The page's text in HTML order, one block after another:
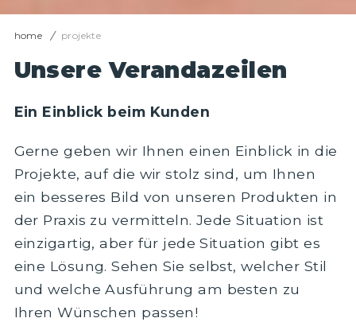
home projekte
Unsere Verandazeilen
Ein Einblick beim Kunden
Gerne geben wir Ihnen einen Einblick in die
Projekte, auf die wir stolz sind, um Ihnen
ein besseres Bild von unseren Produkten in
der Praxis zu vermitteln. Jede Situation ist
einzigartig, aber für jede Situation gibt es
eine Lösung. Sehen Sie selbst, welcher Stil
und welche Ausführung am besten zu
Ihren Wünschen passen!